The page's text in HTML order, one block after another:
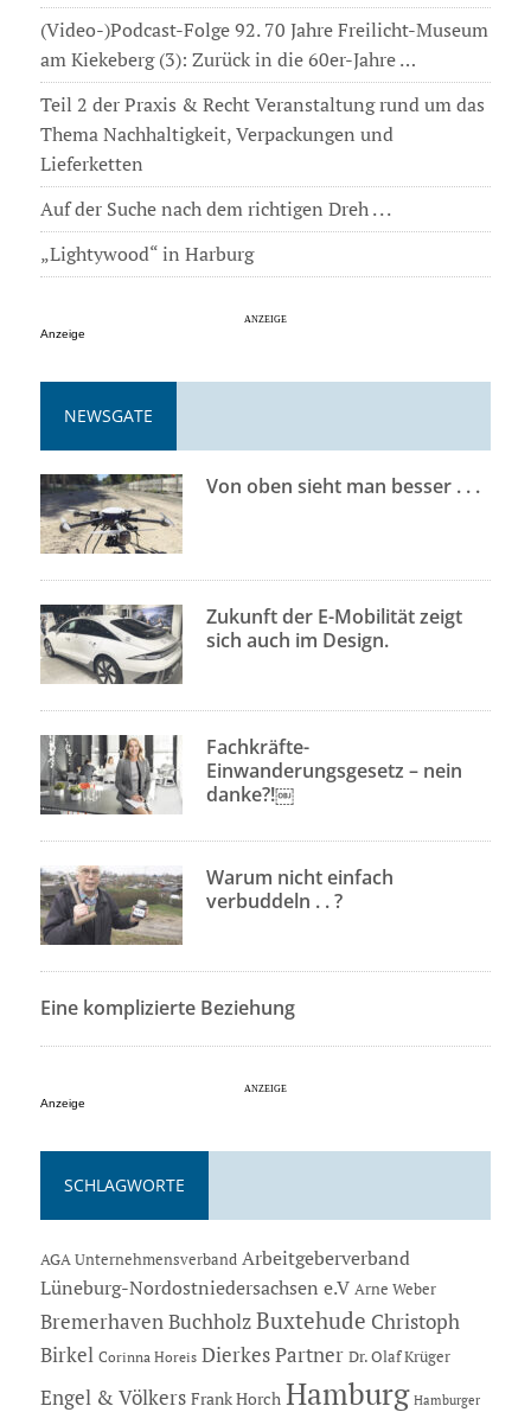
(Video-)Podcast-Folge 92. 70 Jahre Freilicht-Museum
am Kiekeberg (3): Zurück in die 60er-Jahre …
Teil 2 der Praxis & Recht Veranstaltung rund um das
Thema Nachhaltigkeit, Verpackungen und
Lieferketten
Auf der Suche nach dem richtigen Dreh . . .
„Lightywood“ in Harburg
Anzeige
NEWSGATE
Von oben sieht man besser . . .
Zukunft der E-Mobilität zeigt
sich auch im Design.
Fachkräfte-
Einwanderungsgesetz – nein
danke?!￼
Warum nicht einfach
verbuddeln . . ?
Eine komplizierte Beziehung
Anzeige
SCHLAGWORTE
AGA Unternehmensverband Arbeitgeberverband
Lüneburg-Nordostniedersachsen e.V Arne Weber
Bremerhaven Buchholz Buxtehude Christoph
Birkel Corinna Horeis Dierkes Partner Dr. Olaf Krüger
Engel & Völkers Frank Horch Hamburg Hamburger